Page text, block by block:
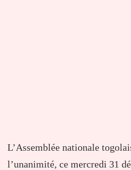
L’Assemblée nationale
l’unanimité, ce mercredi 31